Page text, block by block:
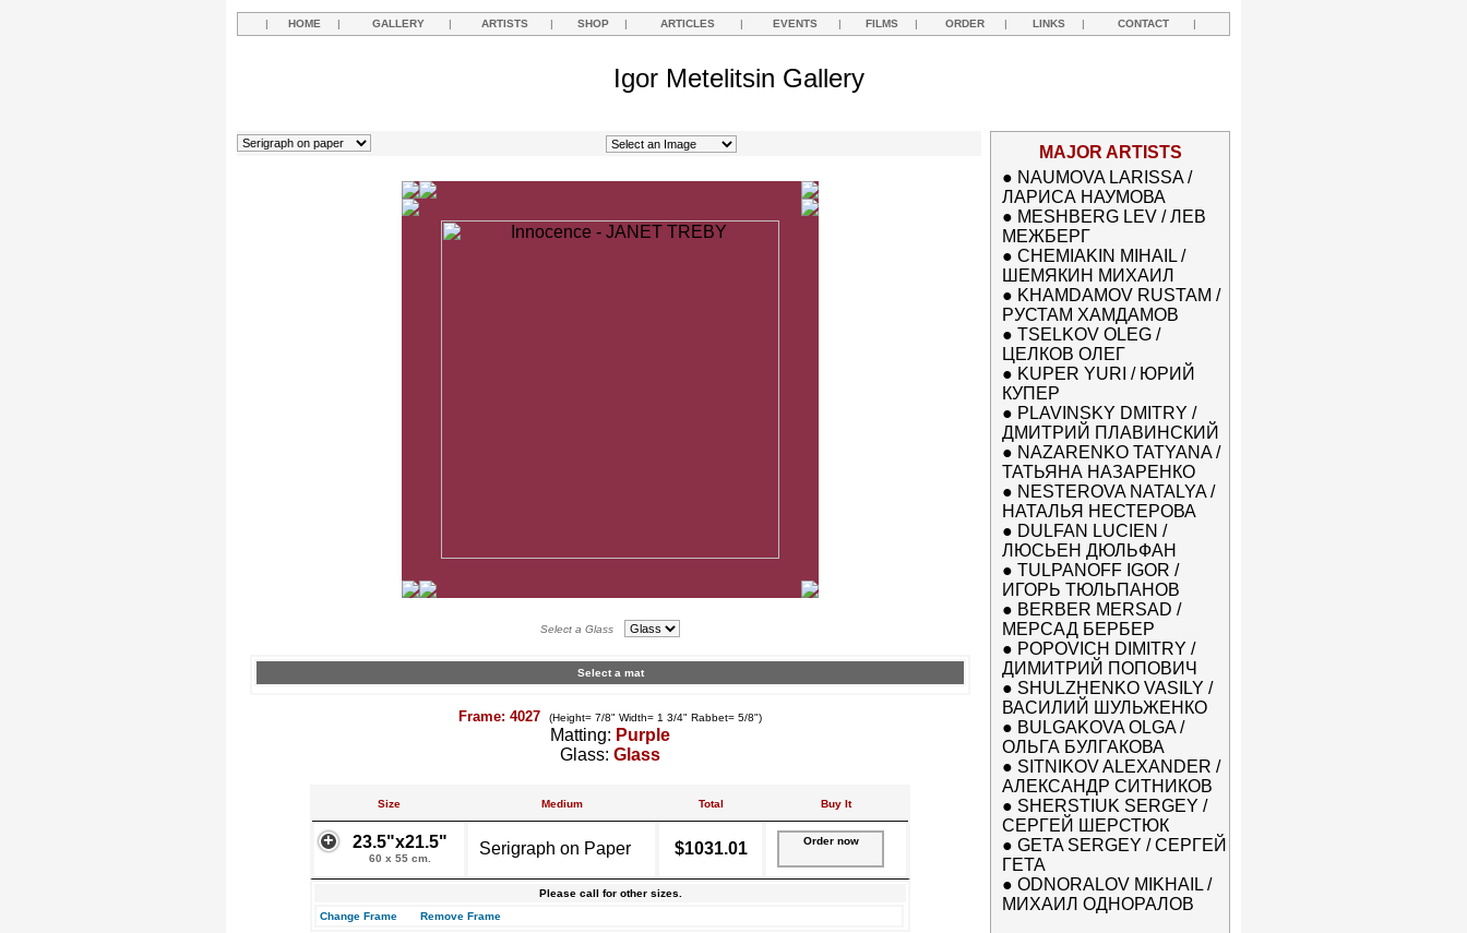
| HOME | GALLERY | ARTISTS | SHOP | ARTICLES | EVENTS | FILMS | ORDER | LINKS | CONTACT |
Igor Metelitsin Gallery
Select a Glass
Select a mat
Frame: 4027 (Height= 7/8" Width= 1 3/4" Rabbet= 5/8")
Matting: Purple
Glass: Glass
Size Medium Total Buy It
23.5"x21.5"
60 x 55 cm.
Serigraph on Paper $1031.01 Order now
Please call for other sizes.
Change Frame
Remove Frame
MAJOR ARTISTS
● NAUMOVA LARISSA /
ЛАРИСА НАУМОВА
● MESHBERG LEV / ЛЕВ
МЕЖБЕРГ
● CHEMIAKIN MIHAIL /
ШЕМЯКИН МИХАИЛ
● KHAMDAMOV RUSTAM /
РУСТАМ ХАМДАМОВ
● TSELKOV OLEG /
ЦЕЛКОВ ОЛЕГ
● KUPER YURI / ЮРИЙ
КУПЕР
● PLAVINSKY DMITRY /
ДМИТРИЙ ПЛАВИНСКИЙ
● NAZARENKO TATYANA /
ТАТЬЯНА НАЗАРЕНКО
● NESTEROVA NATALYA /
НАТАЛЬЯ НЕСТЕРОВА
● DULFAN LUCIEN /
ЛЮСЬЕН ДЮЛЬФАН
● TULPANOFF IGOR /
ИГОРЬ ТЮЛЬПАНОВ
● BERBER MERSAD /
МЕРСАД БЕРБЕР
● POPOVICH DIMITRY /
ДИМИТРИЙ ПОПОВИЧ
● SHULZHENKO VASILY /
ВАСИЛИЙ ШУЛЬЖЕНКО
● BULGAKOVA OLGA /
ОЛЬГА БУЛГАКОВА
● SITNIKOV ALEXANDER /
АЛЕКСАНДР СИТНИКОВ
● SHERSTIUK SERGEY /
СЕРГЕЙ ШЕРСТЮК
● GETA SERGEY / СЕРГЕЙ
ГЕТА
● ODNORALOV MIKHAIL /
МИХАИЛ ОДНОРАЛОВ